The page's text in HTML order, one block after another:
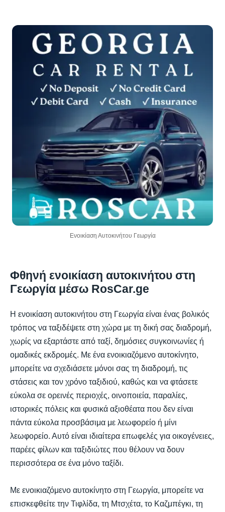
Ενοικίαση Αυτοκινήτου Γεωργία
Φθηνή ενοικίαση αυτοκινήτου στη
Γεωργία μέσω RosCar.ge
Η ενοικίαση αυτοκινήτου στη Γεωργία είναι ένας βολικός
τρόπος να ταξιδέψετε στη χώρα με τη δική σας διαδρομή,
χωρίς να εξαρτάστε από ταξί, δημόσιες συγκοινωνίες ή
ομαδικές εκδρομές. Με ένα ενοικιαζόμενο αυτοκίνητο,
μπορείτε να σχεδιάσετε μόνοι σας τη διαδρομή, τις
στάσεις και τον χρόνο ταξιδιού, καθώς και να φτάσετε
εύκολα σε ορεινές περιοχές, οινοποιεία, παραλίες,
ιστορικές πόλεις και φυσικά αξιοθέατα που δεν είναι
πάντα εύκολα προσβάσιμα με λεωφορείο ή μίνι
λεωφορείο. Αυτό είναι ιδιαίτερα επωφελές για οικογένειες,
παρέες φίλων και ταξιδιώτες που θέλουν να δουν
περισσότερα σε ένα μόνο ταξίδι.
Με ενοικιαζόμενο αυτοκίνητο στη Γεωργία, μπορείτε να
επισκεφθείτε την Τιφλίδα, τη Μτσχέτα, το Καζμπέγκι, τη